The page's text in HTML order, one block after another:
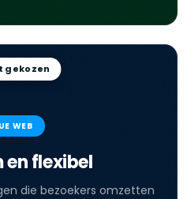
gekozen
WEB
en flexibel
die bezoekers omzetten